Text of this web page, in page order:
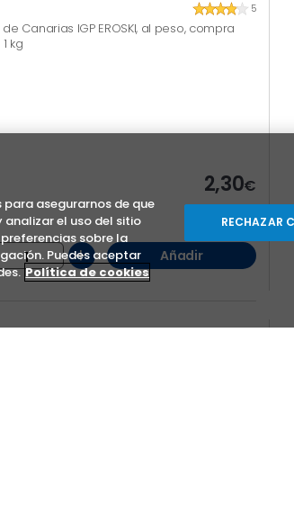
5
Canarias IGP EROSKI, al peso, compra
kg
2,30€
+ Añadir
asegurarnos de que
el uso del sitio
sobre la
Puedes aceptar
Política de cookies
RECHAZAR